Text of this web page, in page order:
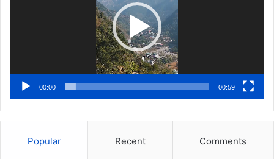
00:00 00:59
Popular Recent Comments